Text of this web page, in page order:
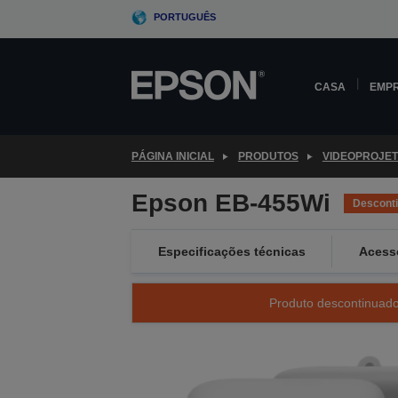
PORTUGUÊS
CASA
PÁGINA INICIAL PRODUTOS
Epson EB-455Wi
Especificações técnicas
Produto